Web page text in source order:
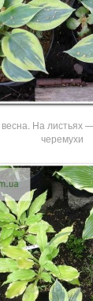
весна. На
черемухи